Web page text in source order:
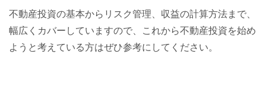
不動産投資の基本からリスク管理、収益の計算方法まで、
幅広くカバーしていますので、これから不動産投資を始め
ようと考えている方はぜひ参考にしてください。